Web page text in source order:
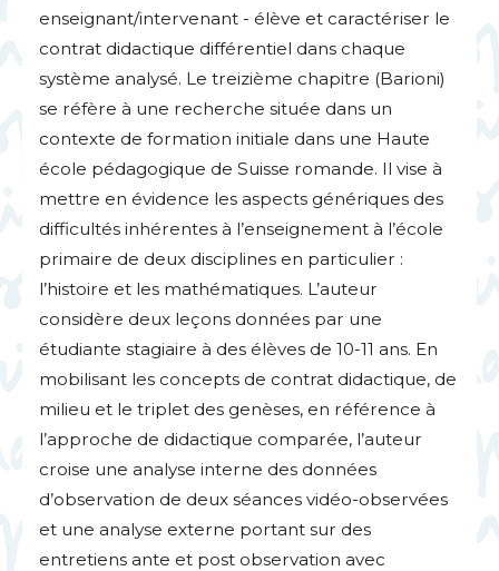
enseignant/intervenant - élève et caractériser le
contrat didactique différentiel dans chaque
système analysé. Le treizième chapitre (Barioni)
se réfère à une recherche située dans un
contexte de formation initiale dans une Haute
école pédagogique de Suisse romande. Il vise à
mettre en évidence les aspects génériques des
difficultés inhérentes à l’enseignement à l’école
primaire de deux disciplines en particulier :
l’histoire et les mathématiques. L’auteur
considère deux leçons données par une
étudiante stagiaire à des élèves de 10-11 ans. En
mobilisant les concepts de contrat didactique, de
milieu et le triplet des genèses, en référence à
l’approche de didactique comparée, l’auteur
croise une analyse interne des données
d’observation de deux séances vidéo-observées
et une analyse externe portant sur des
entretiens ante et post observation avec